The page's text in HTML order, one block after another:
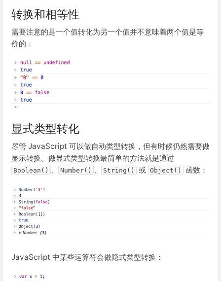
转换和相等性
需要注意的是一个值转化为另一个值并不意味着两个值是等
价的：
显式类型转化
尽管 JavaScript 可以做自动类型转换，但有时候仍然需要做
显示转换。做显式类型转换最简单的方法就是通过
Boolean() 、 Number() 、 String() 或 Object() 函数：
JavaScript 中某些运算符会做隐式类型转换：